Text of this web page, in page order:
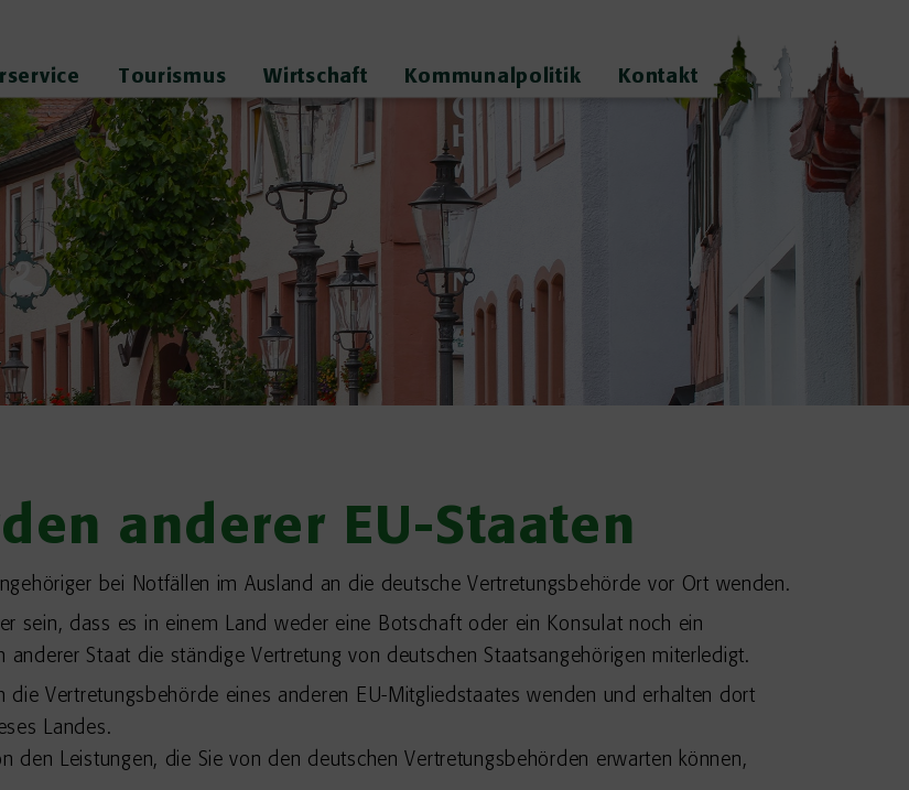
Tourismus Wirtschaft Kommunalpolitik Kontakt
anderer EU-Staaten
bei Notfällen im Ausland an die deutsche Vertretungsbehörde vor Ort wenden.
sein, dass es in einem Land weder eine Botschaft oder ein Konsulat noch ein
Staat die ständige Vertretung von deutschen Staatsangehörigen miterledigt.
die Vertretungsbehörde eines anderen EU-Mitgliedstaates wenden und erhalten dort
Landes.
den Leistungen, die Sie von den deutschen Vertretungsbehörden erwarten können,